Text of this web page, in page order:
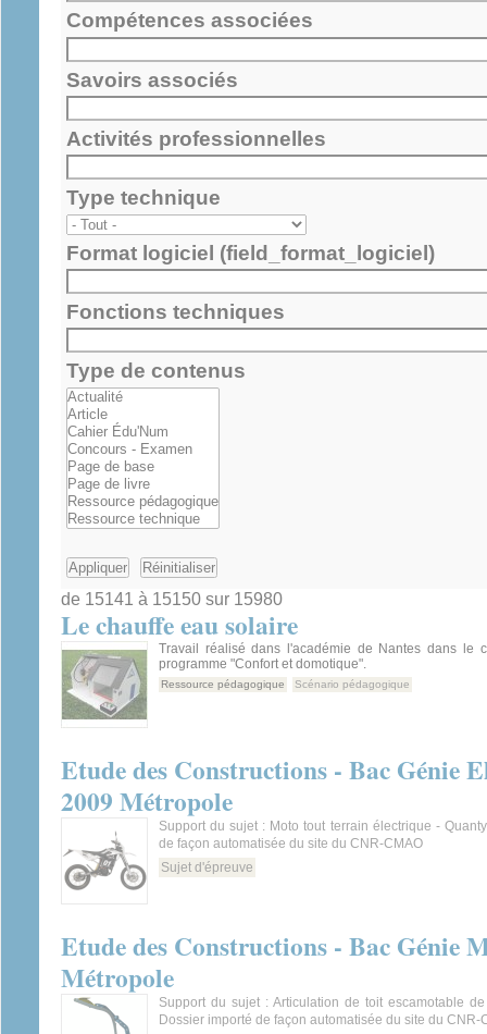
Compétences associées
Savoirs associés
Activités professionnelles
Type technique
Format logiciel (field_format_logiciel)
Fonctions techniques
Type de contenus
de 15141 à 15150 sur 15980
Le chauffe eau solaire
Travail réalisé dans l'académie de Nantes dans le
programme "Confort et domotique".
Ressource pédagogique Scénario pédagogique
Etude des Constructions - Bac Génie
2009 Métropole
Support du sujet : Moto tout terrain électrique -
de façon automatisée du site du CNR-CMAO
Sujet d'épreuve
Etude des Constructions - Bac Génie
Métropole
Support du sujet : Articulation de toit escamotable
Dossier importé de façon automatisée du site du CNR-